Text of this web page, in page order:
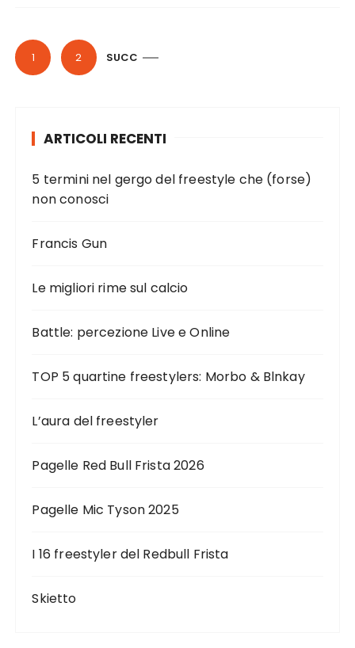
P
a 1 2 SUCC
ARTICOLI RECENTI
5 termini nel gergo del freestyle che (forse)
non conosci
Francis Gun
Le migliori rime sul calcio
Battle: percezione Live e Online
TOP 5 quartine freestylers: Morbo & Blnkay
L’aura del freestyler
Pagelle Red Bull Frista 2026
Pagelle Mic Tyson 2025
I 16 freestyler del Redbull Frista
Skietto